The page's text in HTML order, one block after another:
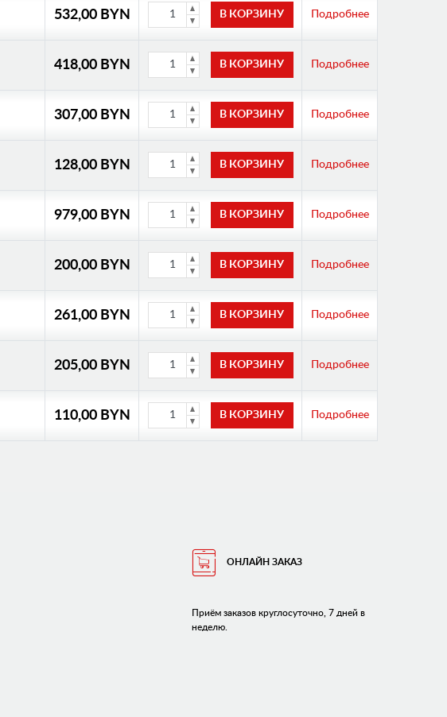
532,00 BYN Подробнее
418,00 BYN Подробнее
307,00 BYN Подробнее
128,00 BYN Подробнее
979,00 BYN Подробнее
200,00 BYN Подробнее
261,00 BYN Подробнее
205,00 BYN Подробнее
110,00 BYN Подробнее
ОНЛАЙН ЗАКАЗ
Приём заказов круглосуточно, 7 дней в
неделю.